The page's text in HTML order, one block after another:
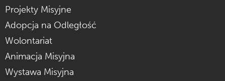
Projekty Misyjne
Adopcja na Odległość
Wolontariat
Animacja Misyjna
Wystawa Misyjna